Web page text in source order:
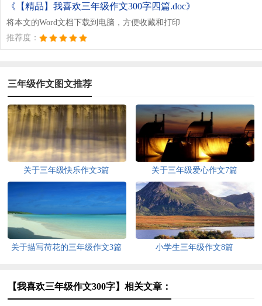
《【精品】我喜欢三年级作文300字四篇.doc》
将本文的Word文档下载到电脑，方便收藏和打印
推荐度：
三年级作文图文推荐
关于三年级快乐作文3篇 关于三年级爱心作文7篇
关于描写荷花的三年级作文3篇 小学生三年级作文8篇
【我喜欢三年级作文300字】相关文章：